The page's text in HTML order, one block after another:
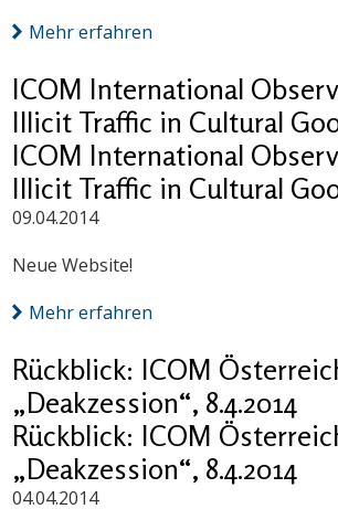
Mehr erfahren
ICOM International
Illicit Traffic in Cultural
ICOM International
Illicit Traffic in Cultural
09.04.2014
Neue Website!
Mehr erfahren
Rückblick: ICOM
„Deakzession“, 8.4.2014
Rückblick: ICOM
„Deakzession“, 8.4.2014
04.04.2014